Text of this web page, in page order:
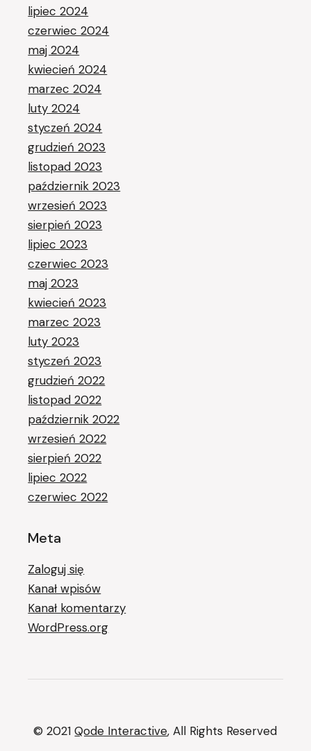
lipiec 2024
czerwiec 2024
maj 2024
kwiecień 2024
marzec 2024
luty 2024
styczeń 2024
grudzień 2023
listopad 2023
październik 2023
wrzesień 2023
sierpień 2023
lipiec 2023
czerwiec 2023
maj 2023
kwiecień 2023
marzec 2023
luty 2023
styczeń 2023
grudzień 2022
listopad 2022
październik 2022
wrzesień 2022
sierpień 2022
lipiec 2022
czerwiec 2022
Meta
Zaloguj się
Kanał wpisów
Kanał komentarzy
WordPress.org
© 2021Qode Interactive, All Rights Reserved